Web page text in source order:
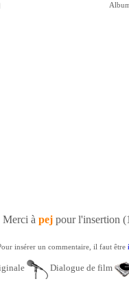
Merci à pej pour l'insertion
insérer un commentaire, il faut être
Dialogue de film